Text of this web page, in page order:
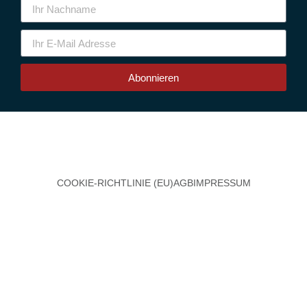
Abonnieren
COOKIE-RICHTLINIE (EU)AGBIMPRESSUM